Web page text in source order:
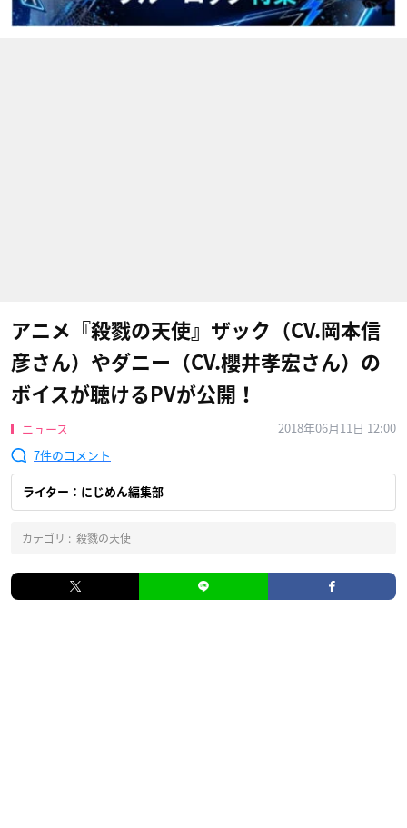
アニメ『殺戮の天使』ザック（CV.岡本信
彦さん）やダニー（CV.櫻井孝宏さん）の
ボイスが聴けるPVが公開！
ニュース
2018年06月11日 12:00
7
ライター：にじめん編集部
カテゴリ : 殺戮の天使